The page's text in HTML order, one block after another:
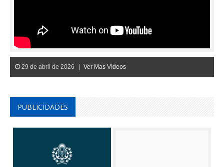
29 de abril de 2026 | Ver Mas Vídeos
PUBLICIDADES